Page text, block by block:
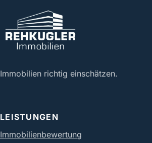
Immobilien richtig einschätzen.
LEISTUNGEN
Immobilienbewertung